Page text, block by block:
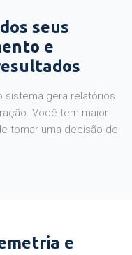
seus
e
sistema gera relatórios
Você tem maior
tomar uma decisão de
e